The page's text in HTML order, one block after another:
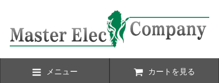
メニュー カートを見る